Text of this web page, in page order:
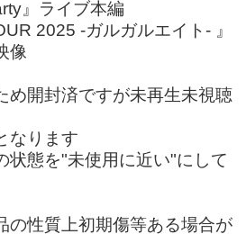
』ライブ本編
2025 -ガルガルエイト- 』
像
め開封済ですが未再生未視聴
なります
状態を"未使用に近い"にして
の性質上初期傷等ある場合が